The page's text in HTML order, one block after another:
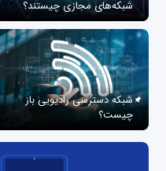
شبکه‌های مجازی چیستند؟
شبکه دسترسی رادیویی باز
چیست؟